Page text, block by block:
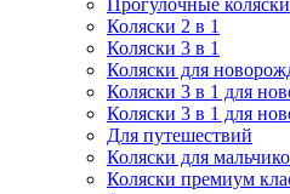
Прогулочные коляски
Коляски 2 в 1
Коляски 3 в 1
Коляски для
Коляски 3 в 1 для
Коляски 3 в 1 для
Для путешествий
Коляски для
Коляски премиум